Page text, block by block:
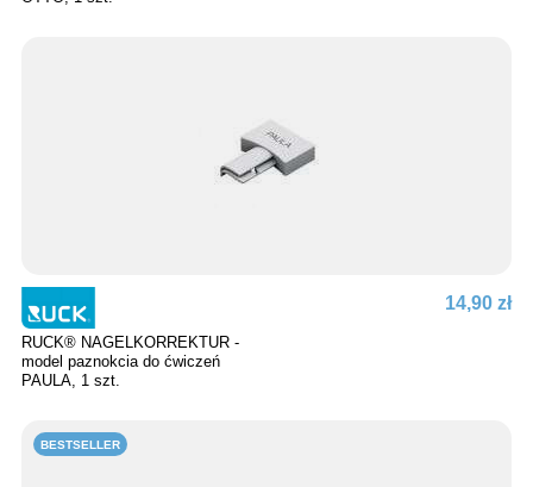
RUCK® NAGELKORREKTUR -
model paznokcia do ćwiczeń
PAULA, 1 szt.
14,90 zł
BESTSELLER